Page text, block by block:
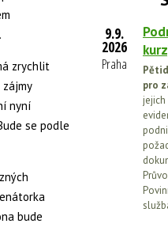
zrychlit
nyní
se podle
bude
9.9.
2026
Praha
pro